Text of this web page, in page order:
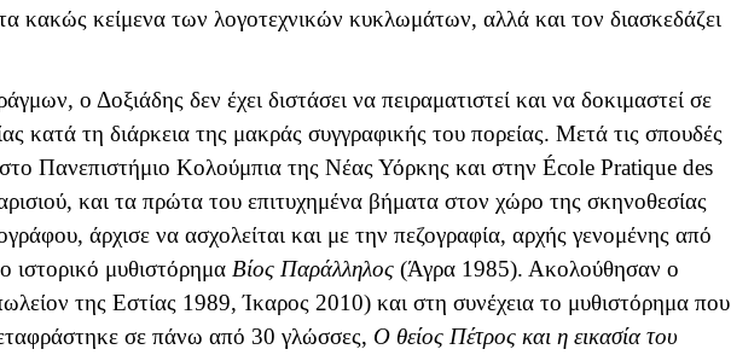
κακώς κείμενα των λογοτεχνικών κυκλωμάτων, αλλά και τον διασκεδάζει
ο Δοξιάδης δεν έχει διστάσει να πειραματιστεί και να δοκιμαστεί σε
κατά τη διάρκεια της μακράς συγγραφικής του πορείας. Μετά τις σπουδές
Πανεπιστήμιο Κολούμπια της Νέας Υόρκης και στην École Pratique des
και τα πρώτα του επιτυχημένα βήματα στον χώρο της σκηνοθεσίας
άρχισε να ασχολείται και με την πεζογραφία, αρχής γενομένης από
ιστορικό μυθιστόρημα Βίος Παράλληλος (Άγρα 1985). Ακολούθησαν ο
της Εστίας 1989, Ίκαρος 2010) και στη συνέχεια το μυθιστόρημα που
σε πάνω από 30 γλώσσες, Ο θείος Πέτρος και η εικασία του